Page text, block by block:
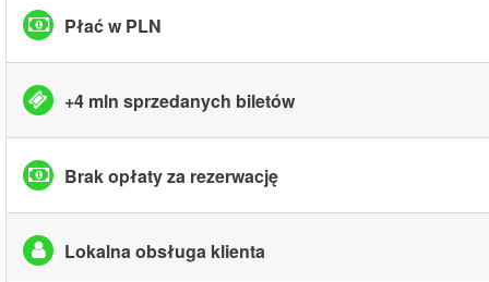
Płać w PLN
+4 mln sprzedanych biletów
Brak opłaty za rezerwację
Lokalna obsługa klienta